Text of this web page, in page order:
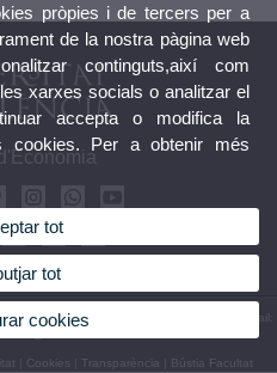
Espanya. Tel (+34) 963 82 85 49 - e-mail:
Cookies Transparència Bústia Facultat
pròpies i de tercers per a
de la nostra pàgina web
continguts,així com
xarxes socials o analitzar el
accepta o modifica la
cookies. Per a obtenir més
tot
tot
cookies